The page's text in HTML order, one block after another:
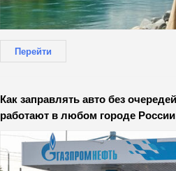
Перейти
Как заправлять авто без
работают в любом городе России